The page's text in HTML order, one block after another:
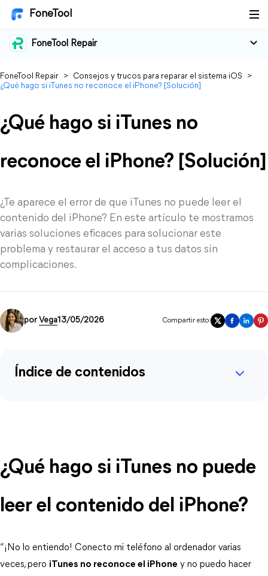
FoneTool
FoneTool Repair
FoneTool Repair > Consejos y trucos para reparar el sistema iOS
>
¿Qué hago si iTunes no reconoce el iPhone? [Solución]
¿Qué hago si iTunes no
reconoce el iPhone? [Solución]
¿Te aparece el error de que iTunes no puede leer el
contenido del iPhone? En este artículo te mostramos
varias soluciones eficaces para solucionar este
problema y restaurar el acceso a tus datos sin
complicaciones.
por Vega13/05/2026 Compartir esto:
Índice de contenidos
¿Qué hago si iTunes no puede
leer el contenido del iPhone?
“¡No lo entiendo! Conecto mi teléfono al ordenador varias
veces, pero iTunes no reconoce el iPhone y no puedo hacer